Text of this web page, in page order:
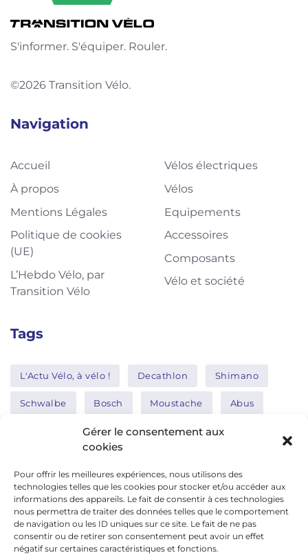
Gérer le consentement aux
cookies
Pour offrir les meilleures expériences, nous utilisons des
technologies telles que les cookies pour stocker et/ou accéder aux
informations des appareils. Le fait de consentir à ces technologies
nous permettra de traiter des données telles que le comportement
de navigation ou les ID uniques sur ce site. Le fait de ne pas
consentir ou de retirer son consentement peut avoir un effet
négatif sur certaines caractéristiques et fonctions.
S'informer. S'équiper. Rouler.
©2026 Transition Vélo.
Navigation
Accueil
À propos
Mentions Légales
Politique de cookies
(UE)
L’Hebdo Vélo, par
Transition Vélo
Vélos électriques
Vélos
Equipements
Accessoires
Composants
Vélo et société
Tags
L'Actu Vélo, à vélo ! Decathlon Shimano
Schwalbe Bosch Moustache Abus
Thule Nakamura
Réseaux sociaux
google news
facebook